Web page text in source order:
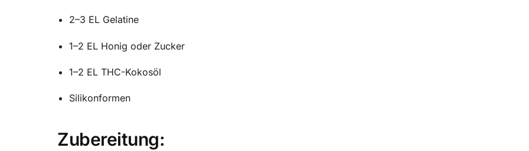
2–3 EL Gelatine
1–2 EL Honig oder Zucker
1–2 EL THC-Kokosöl
Silikonformen
Zubereitung: